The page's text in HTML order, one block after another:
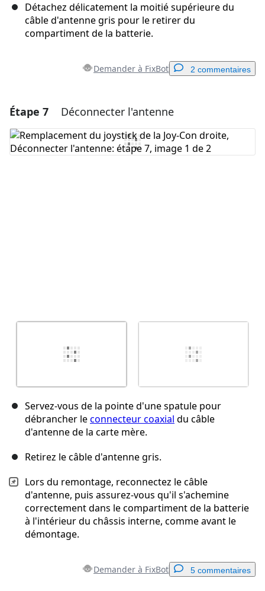
Détachez délicatement la moitié supérieure du
câble d'antenne gris pour le retirer du
compartiment de la batterie.
Demander à FixBot 2 commentaires
Ajouter un commentaire
Ajouter un commentaire
Étape 7 Déconnecter l'antenne
Servez-vous de la pointe d'une spatule pour
débrancher leconnecteur coaxial du câble
d'antenne de la carte mère.
Retirez le câble d'antenne gris.
Lors du remontage, reconnectez le câble
d'antenne, puis assurez-vous qu'il s'achemine
correctement dans le compartiment de la batterie
à l'intérieur du châssis interne, comme avant le
démontage.
Demander à FixBot 5 commentaires